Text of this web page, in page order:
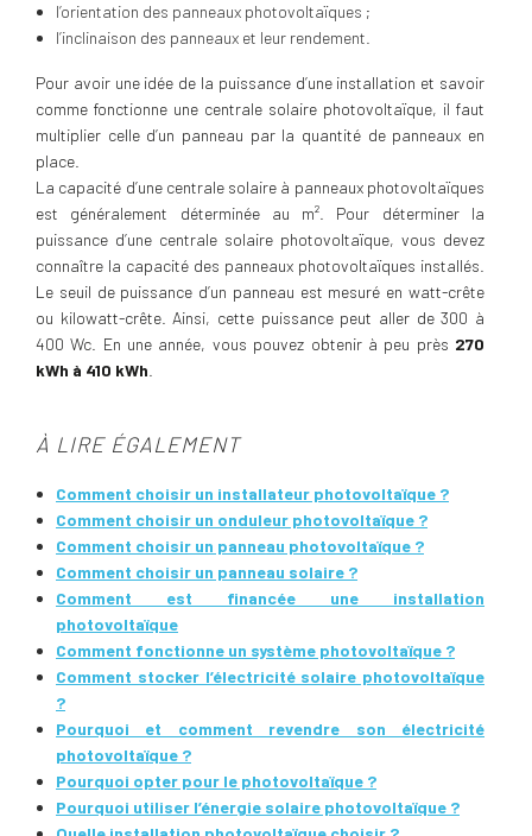
l’orientation des panneaux photovoltaïques ;
l’inclinaison des panneaux et leur rendement.
Pour avoir une idée de la puissance d’une installation et savoir
comme fonctionne une centrale solaire photovoltaïque, il faut
multiplier celle d’un panneau par la quantité de panneaux en
place.
La capacité d’une centrale solaire à panneaux photovoltaïques
est généralement déterminée au m². Pour déterminer la
puissance d’une centrale solaire photovoltaïque, vous devez
connaître la capacité des panneaux photovoltaïques installés.
Le seuil de puissance d’un panneau est mesuré en watt-crête
ou kilowatt-crête. Ainsi, cette puissance peut aller de 300 à
400 Wc. En une année, vous pouvez obtenir à peu près 270
kWh à 410 kWh
À LIRE ÉGALEMENT
Comment choisir un installateur photovoltaïque ?
Comment choisir un onduleur photovoltaïque ?
Comment choisir un panneau photovoltaïque ?
Comment choisir un panneau solaire ?
Comment est financée une installation
photovoltaïque
Comment fonctionne un système photovoltaïque ?
Comment stocker l’électricité solaire photovoltaïque
?
Pourquoi et comment revendre son électricité
photovoltaïque ?
Pourquoi opter pour le photovoltaïque ?
Pourquoi utiliser l’énergie solaire photovoltaïque ?